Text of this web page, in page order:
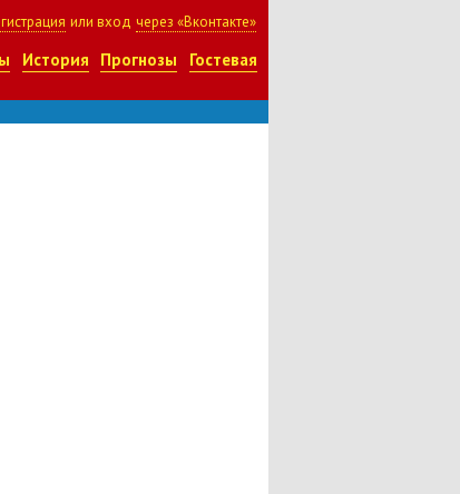
или вход через «Вконтакте»
История Прогнозы Гостевая